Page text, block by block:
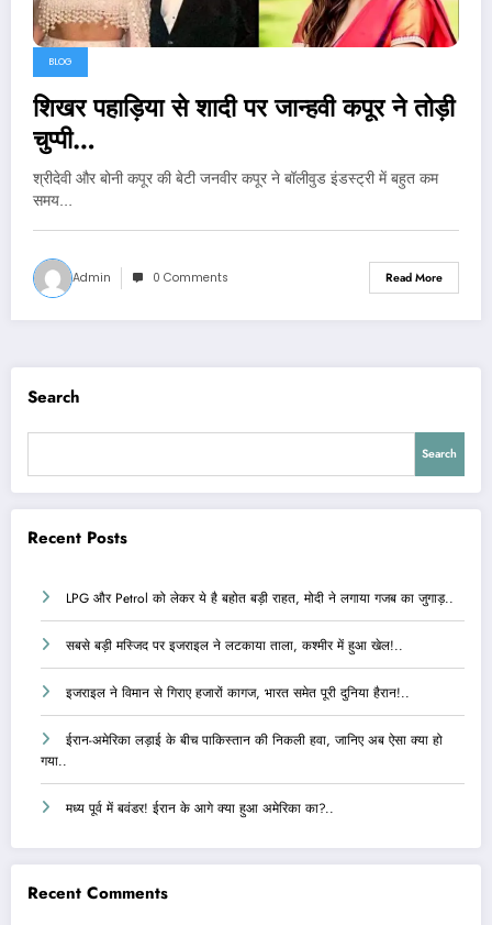
BLOG
शिखर पहाड़िया से शादी पर जान्हवी कपूर ने तोड़ी
चुप्पी…
श्रीदेवी और बोनी कपूर की बेटी जनवीर कपूर ने बॉलीवुड इंडस्ट्री में बहुत कम
समय…
Admin 0 Comments Read More
Search
Search
Recent Posts
LPG और Petrol को लेकर ये है बहोत बड़ी राहत, मोदी ने लगाया गजब का जुगाड़..
सबसे बड़ी मस्जिद पर इजराइल ने लटकाया ताला, कश्मीर में हुआ खेल!..
इजराइल ने विमान से गिराए हजारों कागज, भारत समेत पूरी दुनिया हैरान!..
ईरान-अमेरिका लड़ाई के बीच पाकिस्तान की निकली हवा, जानिए अब ऐसा क्या हो
गया..
मध्य पूर्व में बवंडर! ईरान के आगे क्या हुआ अमेरिका का?..
Recent Comments